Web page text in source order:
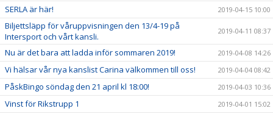
SERLA är här! 2019-04-15 10:00
Biljettsläpp för våruppvisningen den 13/4-19 på
Intersport och vårt kansli.
2019-04-11 08:37
Nu är det bara att ladda inför sommaren 2019! 2019-04-08 14:26
Vi hälsar vår nya kanslist Carina välkommen till oss! 2019-04-04 08:42
PåskBingo söndag den 21 april kl 18:00! 2019-04-03 10:36
Vinst för Rikstrupp 1 2019-04-01 15:02